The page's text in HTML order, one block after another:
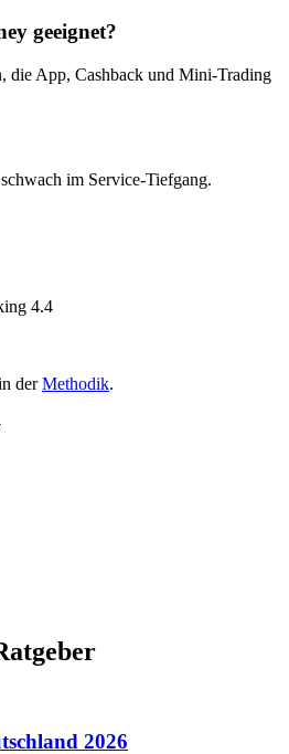
geeignet?
die App, Cashback und Mini-Trading
im Service-Tiefgang.
4.4
derMethodik.
2026